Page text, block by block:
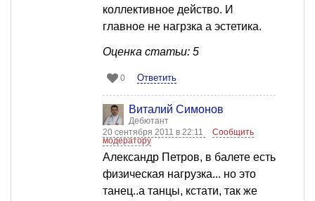
коллективное действо. И
главное не нагрзка а эстетика.
Оценка статьи: 5
0 Ответить
Виталий Симонов
Дебютант
20 сентября 2011 в 22:11
Сообщить
модератору
Александр Петров, в балете есть
физическая нагрузка... но это
танец..а танцы, кстати, так же